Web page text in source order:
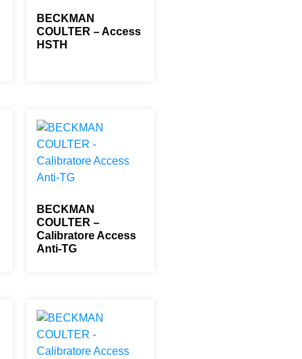
BECKMAN
COULTER – Access
HSTH
BECKMAN
COULTER –
Calibratore Access
Anti-TG